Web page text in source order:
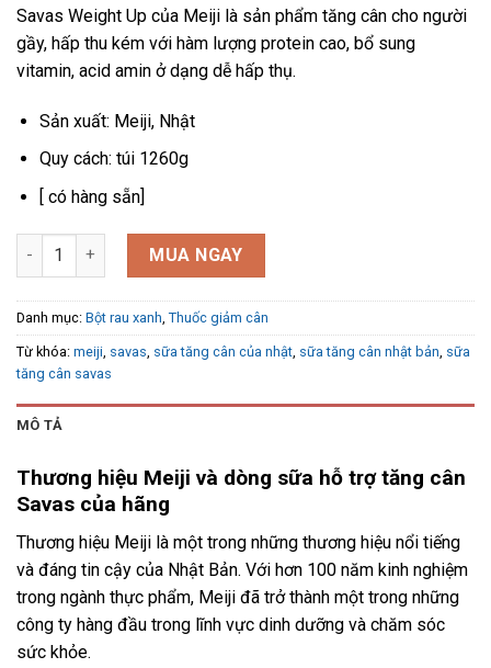
Savas Weight Up của Meiji là sản phẩm tăng cân cho người
gầy, hấp thu kém với hàm lượng protein cao, bổ sung
vitamin, acid amin ở dạng dễ hấp thụ.
Sản xuất: Meiji, Nhật
Quy cách: túi 1260g
[ có hàng sẵn]
Sữa tăng cân của Nhật Savas Weight Up của Nhật 1260g số
MUA NGAY
Danh mục: Bột rau xanh Thuốc giảm cân
Từ khóa: meiji savas sữa tăng cân của nhật sữa tăng cân nhật bản sữa
tăng cân savas
MÔ TẢ
Thương hiệu Meiji và dòng sữa hỗ trợ tăng cân
Savas của hãng
Thương hiệu Meiji là một trong những thương hiệu nổi tiếng
và đáng tin cậy của Nhật Bản. Với hơn 100 năm kinh nghiệm
trong ngành thực phẩm, Meiji đã trở thành một trong những
công ty hàng đầu trong lĩnh vực dinh dưỡng và chăm sóc
sức khỏe.